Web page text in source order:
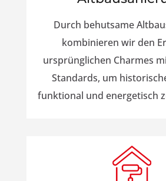
Durch behutsame
kombinieren wir den
ursprünglichen Charmes
Standards, um
funktional und energetisch